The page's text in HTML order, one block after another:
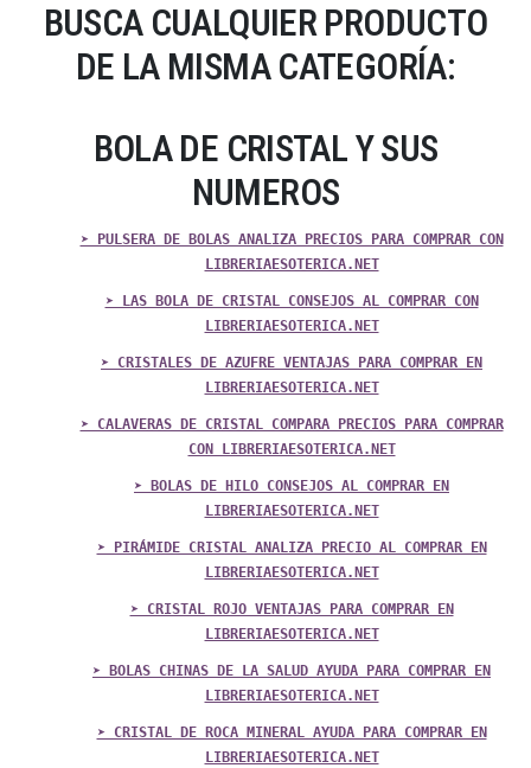
BUSCA CUALQUIER PRODUCTO
DE LA MISMA CATEGORÍA:
BOLA DE CRISTAL Y SUS
NUMEROS
➤ PULSERA DE BOLAS ANALIZA PRECIOS PARA COMPRAR CON
LIBRERIAESOTERICA.NET
➤ LAS BOLA DE CRISTAL CONSEJOS AL COMPRAR CON
LIBRERIAESOTERICA.NET
➤ CRISTALES DE AZUFRE VENTAJAS PARA COMPRAR EN
LIBRERIAESOTERICA.NET
➤ CALAVERAS DE CRISTAL COMPARA PRECIOS PARA COMPRAR
CON LIBRERIAESOTERICA.NET
➤ BOLAS DE HILO CONSEJOS AL COMPRAR EN
LIBRERIAESOTERICA.NET
➤ PIRÁMIDE CRISTAL ANALIZA PRECIO AL COMPRAR EN
LIBRERIAESOTERICA.NET
➤ CRISTAL ROJO VENTAJAS PARA COMPRAR EN
LIBRERIAESOTERICA.NET
➤ BOLAS CHINAS DE LA SALUD AYUDA PARA COMPRAR EN
LIBRERIAESOTERICA.NET
➤ CRISTAL DE ROCA MINERAL AYUDA PARA COMPRAR EN
LIBRERIAESOTERICA.NET